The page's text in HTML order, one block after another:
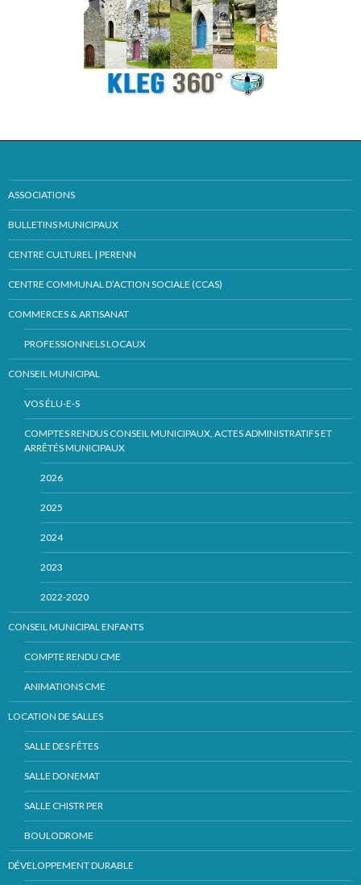
ASSOCIATIONS
BULLETINS MUNICIPAUX
CENTRE CULTUREL | PERENN
CENTRE COMMUNAL D’ACTION SOCIALE (CCAS)
COMMERCES & ARTISANAT
PROFESSIONNELS LOCAUX
CONSEIL MUNICIPAL
VOS ÉLU-E-S
COMPTES RENDUS CONSEIL MUNICIPAUX, ACTES ADMINISTRATIFS ET
ARRÊTÉS MUNICIPAUX
2026
2025
2024
2023
2022-2020
CONSEIL MUNICIPAL ENFANTS
COMPTE RENDU CME
ANIMATIONS CME
LOCATION DE SALLES
SALLE DES FÊTES
SALLE DONEMAT
SALLE CHISTR PER
BOULODROME
DÉVELOPPEMENT DURABLE